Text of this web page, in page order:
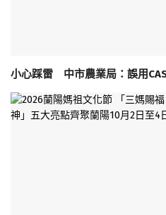
小心踩雷 中市農業局：誤用